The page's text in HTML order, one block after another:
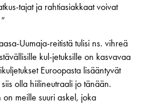
tajat ja rahtiasiakkaat voivat
Uumaja-reitistä tulisi ns. vihreä
kul-jetuksille on kasvavaa
Euroopasta lisääntyvät
olla hiilineutraali jo tänään.
meille suuri askel, joka